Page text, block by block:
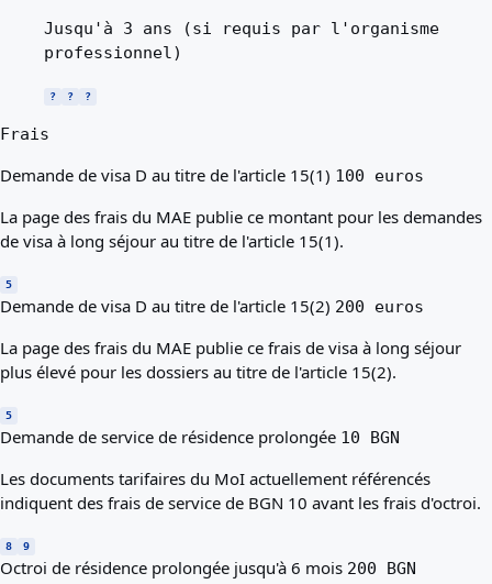
Jusqu'à 3 ans (si requis par l'organisme
professionnel)
? ? ?
Frais
Demande de visa D au titre de l'article 15(1) 100 euros
La page des frais du MAE publie ce montant pour les demandes
de visa à long séjour au titre de l'article 15(1).
5
Demande de visa D au titre de l'article 15(2) 200 euros
La page des frais du MAE publie ce frais de visa à long séjour
plus élevé pour les dossiers au titre de l'article 15(2).
5
Demande de service de résidence prolongée 10 BGN
Les documents tarifaires du MoI actuellement référencés
indiquent des frais de service de BGN 10 avant les frais d'octroi.
8 9
Octroi de résidence prolongée jusqu'à 6 mois 200 BGN